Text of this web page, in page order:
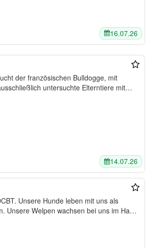
16.07.26
der französischen Bulldogge, mit
untersuchte Elterntiere mit…
14.07.26
als